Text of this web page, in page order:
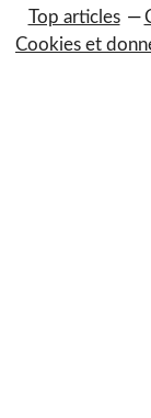
Top articles
Cookies et